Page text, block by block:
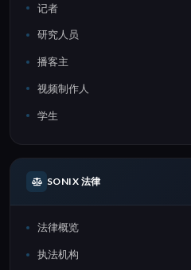
记者
研究人员
播客主
视频制作人
学生
SONIX 法律
法律概览
执法机构